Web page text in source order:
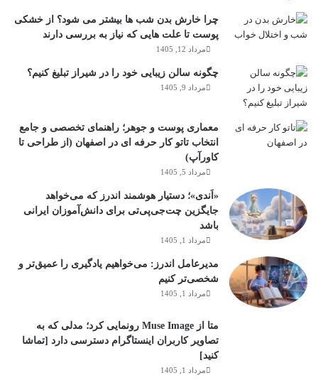
چرا خارش بدن شب ها بیشتر می شود؟ از خشکی
پوست تا علت هایی که نیاز به بررسی دارند
مرداد 12, 1405
چگونه سالن زیبایی خود را در شیراز تبلیغ کنیم؟
مرداد 9, 1405
معماری پوست و جوهر؛ راهنمای تخصصی و جامع
انتخاب تاتو کار حرفه ای در اصفهان (از طراحی تا
کاورآپ)
مرداد 5, 1405
«اَندی»؛ دستیار هوشمند اندرز که می‌خواهد
جایگزین چت‌جی‌پی‌تی برای دانش‌آموزان ایرانی
باشد
مرداد 1, 1405
مدیرعامل اندرز: می‌خواهیم یادگیری را عمیق‌تر و
شخصی‌تر کنیم
مرداد 1, 1405
متا از Muse Image رونمایی کرد؛ مدلی که به
تصاویر کاربران اینستاگرام دسترسی دارد [تماشا
کنید]
مرداد 1, 1405